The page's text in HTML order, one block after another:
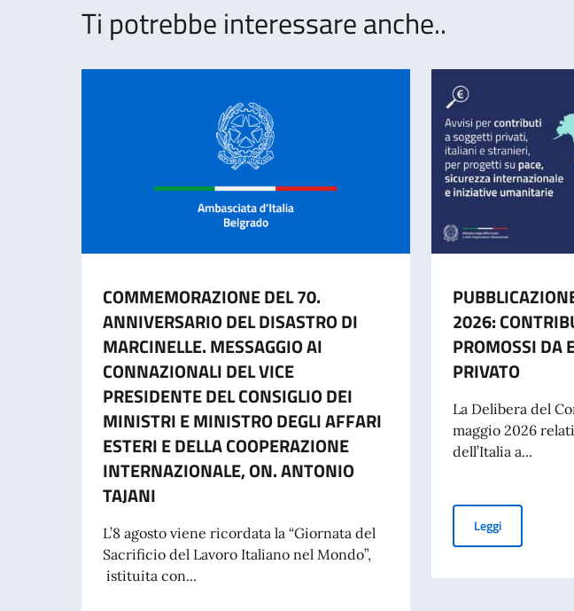
Ti potrebbe interessare anche..
COMMEMORAZIONE DEL 70.
ANNIVERSARIO DEL DISASTRO DI
MARCINELLE. MESSAGGIO AI
CONNAZIONALI DEL VICE
PRESIDENTE DEL CONSIGLIO DEI
MINISTRI E MINISTRO DEGLI AFFARI
ESTERI E DELLA COOPERAZIONE
INTERNAZIONALE, ON. ANTONIO
TAJANI
L’8 agosto viene ricordata la “Giornata del
Sacrificio del Lavoro Italiano nel Mondo”,
istituita con...
2026:
PROMOSSI DA
PRIVATO
La Delibera del
maggio 2026
dell’Italia a...
Leggi